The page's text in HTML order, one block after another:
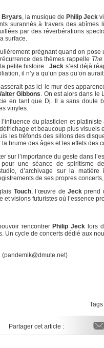
Bryars, la musique de Philip Jeck
surannés à travers des abîmes
par des réverbérations
surface.
prégnant quand on
des thèmes rappelle
petite histoire :Jeck s’est déjà
il n’y a qu’un pas qu’on
pas ici le mur des
Gibbons. On est alors dans le
en tant que Dj. Il a sans doute
vinyles.
l’influence du plasticien et platiniste
et beaucoup plus visuels
les tréfonds des sillons des
brume des âges et les effets des
sur l’importance du geste dans
une séance de spiritisme
d’archivage sur la
de ses propres
Touch, l’œuvre de Jeckprend
et visions futuristes où l’essence
rencontrer Philip Jeck lors
Un cycle de concerts dédié aux
(pandemik@dmute.net)
Tags
Partager cet article :